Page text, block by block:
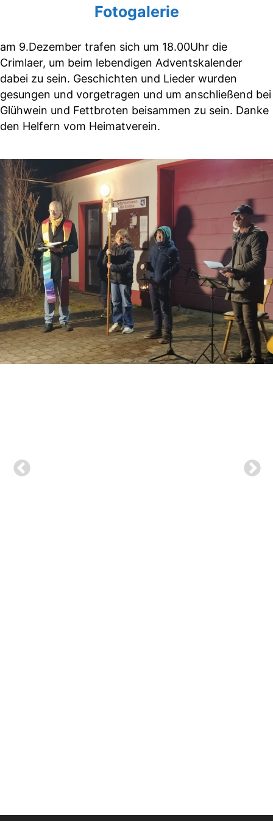
Fotogalerie
am 9.Dezember trafen sich um 18.00Uhr die
Crimlaer, um beim lebendigen Adventskalender
dabei zu sein. Geschichten und Lieder wurden
gesungen und vorgetragen und um anschließend bei
Glühwein und Fettbroten beisammen zu sein. Danke
den Helfern vom Heimatverein.